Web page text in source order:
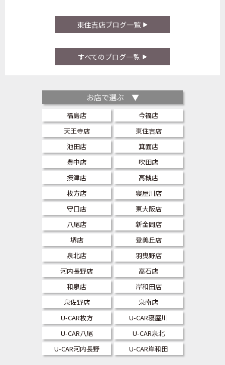
東住吉店ブログ一覧
すべてのブログ一覧
お店で選ぶ ▼
福島店
今福店
天王寺店
東住吉店
池田店
箕面店
豊中店
吹田店
摂津店
高槻店
枚方店
寝屋川店
守口店
東大阪店
八尾店
新金岡店
堺店
登美丘店
泉北店
羽曳野店
河内長野店
高石店
和泉店
岸和田店
泉佐野店
泉南店
U-CAR枚方
U-CAR寝屋川
U-CAR八尾
U-CAR泉北
U-CAR河内長野
U-CAR岸和田